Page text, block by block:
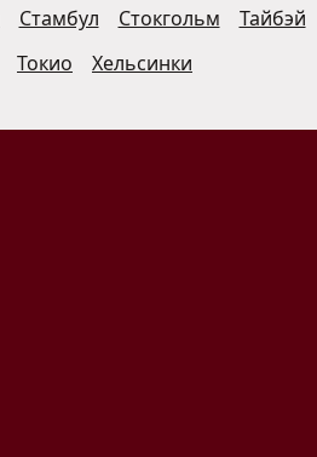
Стамбул Стокгольм
Тайбэй
Токио Хельсинки